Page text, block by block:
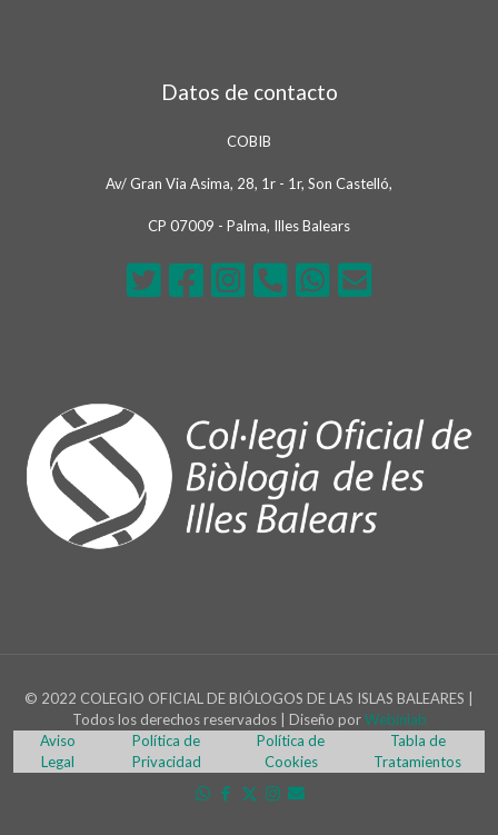
Datos de contacto
COBIB
Av/ Gran Via Asima, 28, 1r - 1r, Son Castelló,
CP 07009 - Palma, Illes Balears
© 2022 COLEGIO OFICIAL DE BIÓLOGOS DE LAS ISLAS BALEARES |
Todos los derechos reservados | Diseño porWebinlab
Aviso
Legal
Política de
Privacidad
Política de
Cookies
Tabla de
Tratamientos